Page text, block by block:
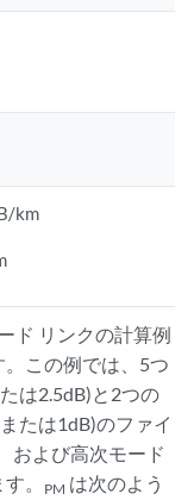
km
ド リンクの計算例
この例では、5つ
は2.5dB)と2つの
たは1dB)のファイ
および高次モード
。
PM は次のよう